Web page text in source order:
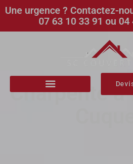
Une urgence ? Contactez-
07 63 10 33 91 ou 04
Charpente à